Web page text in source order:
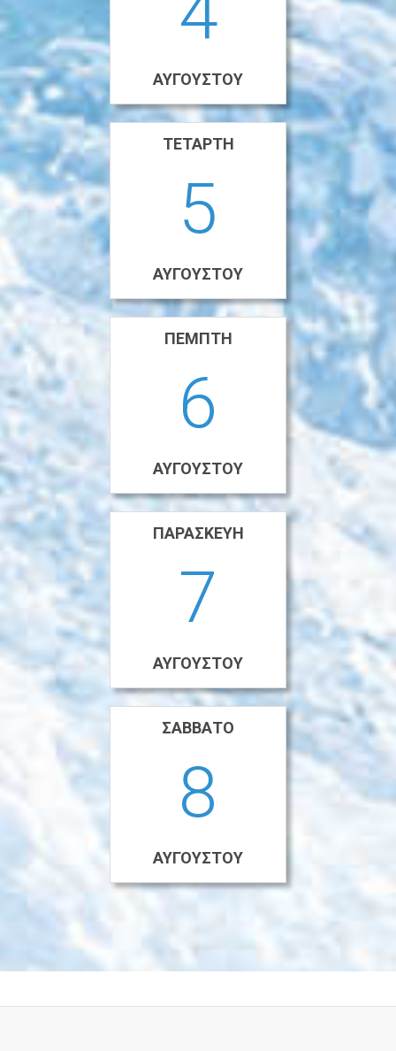
ΑΥΓΟΎΣΤΟΥ
ΤΕΤΆΡΤΗ
5
ΑΥΓΟΎΣΤΟΥ
ΠΈΜΠΤΗ
6
ΑΥΓΟΎΣΤΟΥ
ΠΑΡΑΣΚΕΥΉ
7
ΑΥΓΟΎΣΤΟΥ
ΣΆΒΒΑΤΟ
8
ΑΥΓΟΎΣΤΟΥ